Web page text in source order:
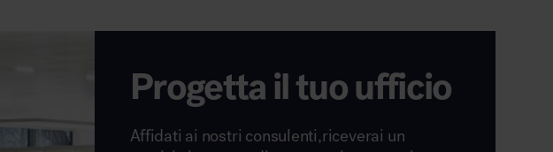
Progetta il tuo ufficio
Affidati ai nostri consulenti,riceverai un